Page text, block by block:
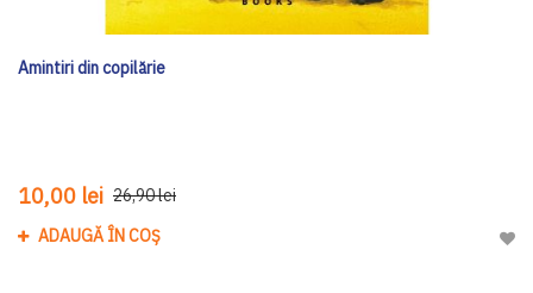
Amintiri din copilărie
10,00 lei 26,90 lei
ADAUGĂ ÎN COȘ